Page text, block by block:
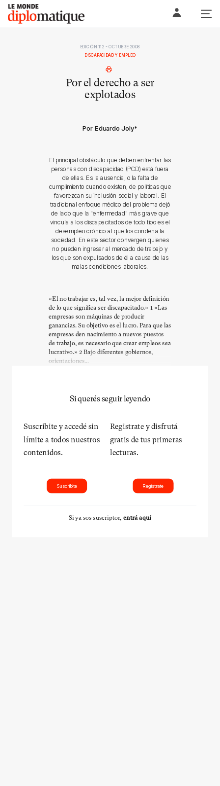
Skip
content
Le monde diplomatique
EDICIÓN 112 - OCTUBRE 2008
DISCAPACIDAD Y EMPLEO
Por el derecho a ser
explotados
Por Eduardo Joly*
El principal obstáculo que deben enfrentar las
personas con discapacidad (PCD) está fuera
de ellas. Es la ausencia, o la falta de
cumplimiento cuando existen, de políticas que
favorezcan su inclusión social y laboral. El
tradicional enfoque médico del problema dejó
de lado que la "enfermedad" más grave que
vincula a los discapacitados de todo tipo es el
desempleo crónico al que los condena la
sociedad. En este sector convergen quienes
no pueden ingresar al mercado de trabajo y
los que son expulsados de él a causa de las
malas condiciones laborales.
«El no trabajar es, tal vez, la mejor definición
de lo que significa ser discapacitado.» 1 «Las
empresas son máquinas de producir
ganancias. Su objetivo es el lucro. Para que las
empresas den nacimiento a nuevos puestos
de trabajo, es necesario que crear empleos sea
lucrativo.» 2 Bajo diferentes gobiernos,
orientaciones...
Si querés seguir leyendo
Suscribite y accedé sin
límite a todos nuestros
contenidos.
Suscribite
Registrate y disfrutá
gratis de tus primeras
lecturas.
Registrate
Si ya sos suscriptor, entrá aquí